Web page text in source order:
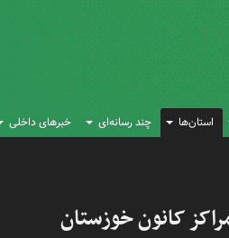
استان‌ها چند رسانه‌ای خبرهای داخلی
کانون خوزستان